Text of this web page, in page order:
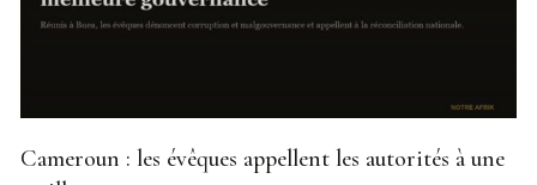
Cameroun : les évêques appellent les autorités à une